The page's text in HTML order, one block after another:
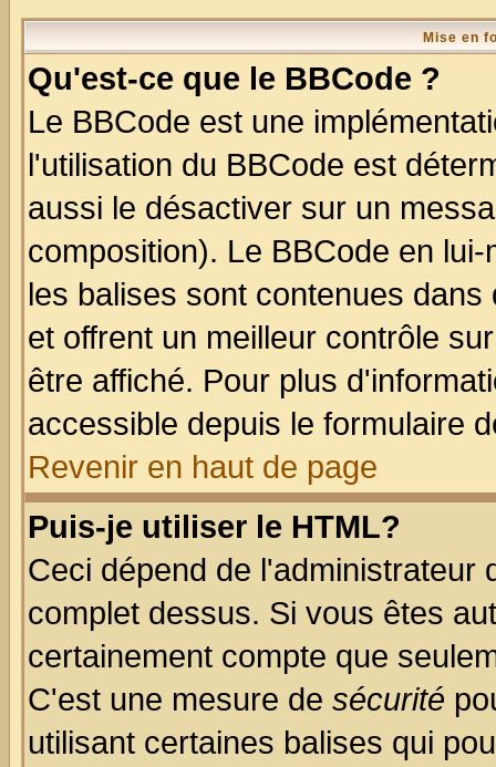
Mise en
Qu'est-ce que le BBCode ?
Le BBCode est une
l'utilisation du BBCode est
aussi le désactiver sur un
composition). Le BBCode en
les balises sont contenues
et offrent un meilleur contrôle
être affiché. Pour plus
accessible depuis le formulaire
Revenir en haut de page
Puis-je utiliser le HTML?
Ceci dépend de l'administrateur
complet dessus. Si vous êtes
certainement compte que
C'est une mesure de sécurité
utilisant certaines balises qui